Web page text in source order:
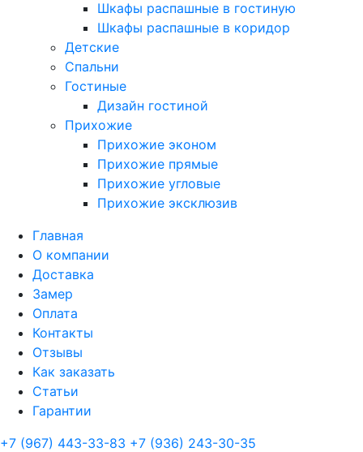
Шкафы распашные в гостиную
Шкафы распашные в коридор
Детские
Спальни
Гостиные
Дизайн гостиной
Прихожие
Прихожие эконом
Прихожие прямые
Прихожие угловые
Прихожие эксклюзив
Главная
О компании
Доставка
Замер
Оплата
Контакты
Отзывы
Как заказать
Статьи
Гарантии
+7 (967) 443-33-83 +7 (936) 243-30-35